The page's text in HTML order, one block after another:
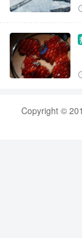
Copyright ©